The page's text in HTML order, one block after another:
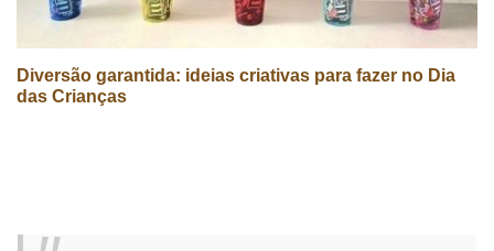
Diversão garantida: ideias criativas para fazer no Dia
das Crianças